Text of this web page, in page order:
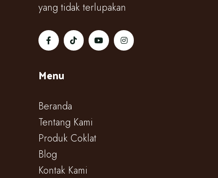
yang tidak terlupakan
Menu
Beranda
Tentang Kami
Produk Coklat
Blog
Kontak Kami